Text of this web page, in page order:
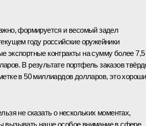
формируется и весомый задел
году российские оружейники
экспортные контракты на сумму более 7,5
В результате портфель заказов
в 50 миллиардов долларов, это
не сказать о нескольких моментах,
вызывать наше особое внимание в сфере